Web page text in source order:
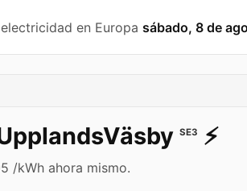
electricidad en Europa sábado, 8 de
SE3 ⚡️
/kWh ahora mismo.